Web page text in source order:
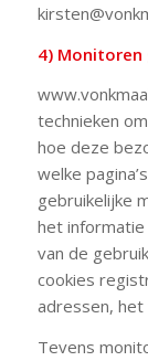
4) Monitoren
technieken
hoe deze
welke
gebruikelijke
het
van de
cookies
adressen, het
Tevens